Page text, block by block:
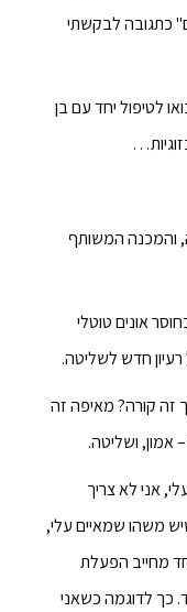
כתגובה לבקשתי
לטיפול יחד עם בן
והמכנה המשותף
אונים טוטלי
חדש לשליטה.
זה קורה? מאיפה זה
אמון, ושליטה.
אני לא צריך
משהו שמאיים עלי,
מחייב הפעלת
כך לדוגמה כשאני